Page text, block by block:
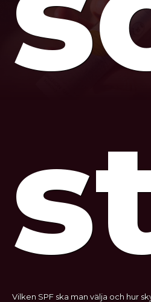
Vilken SPF ska man välja och hur